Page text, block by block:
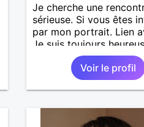
Je cherche une
sérieuse. Si vous êtes
par mon portrait. Lien
Je suis toujours
vous accueillir.
Voir le profil